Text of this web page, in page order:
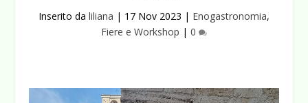
Inserito da liliana | 17 Nov 2023 | Enogastronomia,
Fiere e Workshop | 0